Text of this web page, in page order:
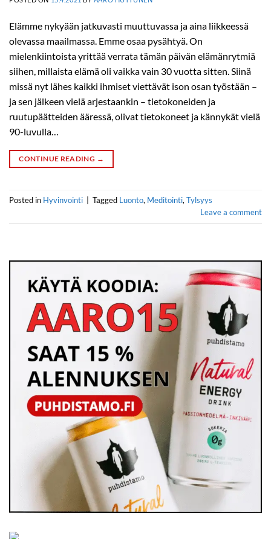
Elämme nykyään jatkuvasti muuttuvassa ja aina liikkeessä
olevassa maailmassa. Emme osaa pysähtyä. On
mielenkiintoista yrittää verrata tämän päivän elämänrytmiä
siihen, millaista elämä oli vaikka vain 30 vuotta sitten. Siinä
missä nyt lähes kaikki ihmiset viettävät ison osan työstään –
ja sen jälkeen vielä arjestaankin – tietokoneiden ja
ruutupäätteiden ääressä, olivat tietokoneet ja kännykät vielä
90-luvulla…
CONTINUE READING →
Posted in Hyvinvointi Tagged Luonto, Meditointi, Tylsyys
Leave a comment